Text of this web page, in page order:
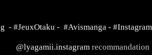
- #JeuxOtaku - #Avismanga - #Instagram
@lyagamii.instagram recommandation